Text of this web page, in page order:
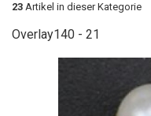
23 Artikel in dieser Kategorie
Overlay140 - 21